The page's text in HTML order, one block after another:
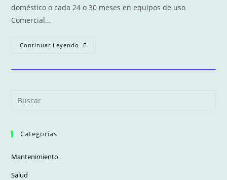
doméstico o cada 24 o 30 meses en equipos de uso
Comercial…
Continuar Leyendo REPARACIÓN
Categorías
Mantenimiento
Salud